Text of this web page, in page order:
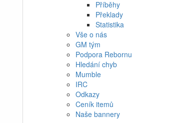
Příběhy
Překlady
Statistika
Vše o nás
GM tým
Podpora Rebornu
Hledání chyb
Mumble
IRC
Odkazy
Ceník itemů
Naše bannery